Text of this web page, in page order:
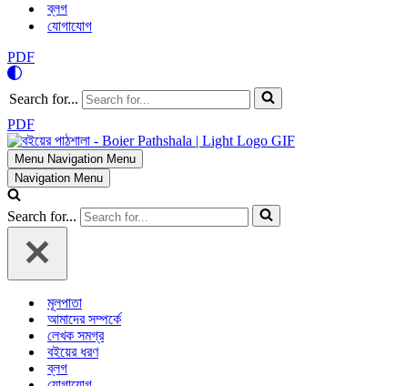
ব্লগ
যোগাযোগ
PDF
Search for...
PDF
Menu Navigation Menu
Navigation Menu
Search for...
মূলপাতা
আমাদের সম্পর্কে
লেখক সমগ্র
বইয়ের ধরণ
ব্লগ